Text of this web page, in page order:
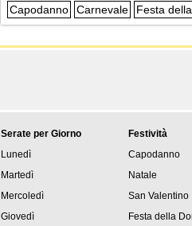
Capodanno Carnevale Festa
Serate per Giorno
Lunedì
Martedì
Mercoledì
Giovedì
Festività
Capodanno
Natale
San Valentino
Festa della